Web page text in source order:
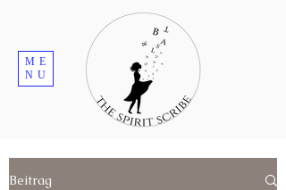
ME
NU
Beitrag